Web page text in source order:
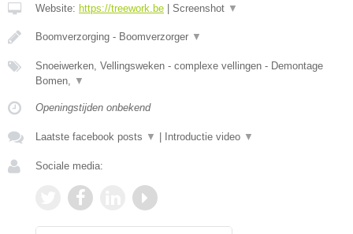
Website: https://treework.be Screenshot ▼
Boomverzorging - Boomverzorger ▼
Snoeiwerken, Vellingsweken - complexe vellingen - Demontage
Bomen,
▼
Openingstijden onbekend
Laatste facebook posts ▼ Introductie video ▼
Sociale media: